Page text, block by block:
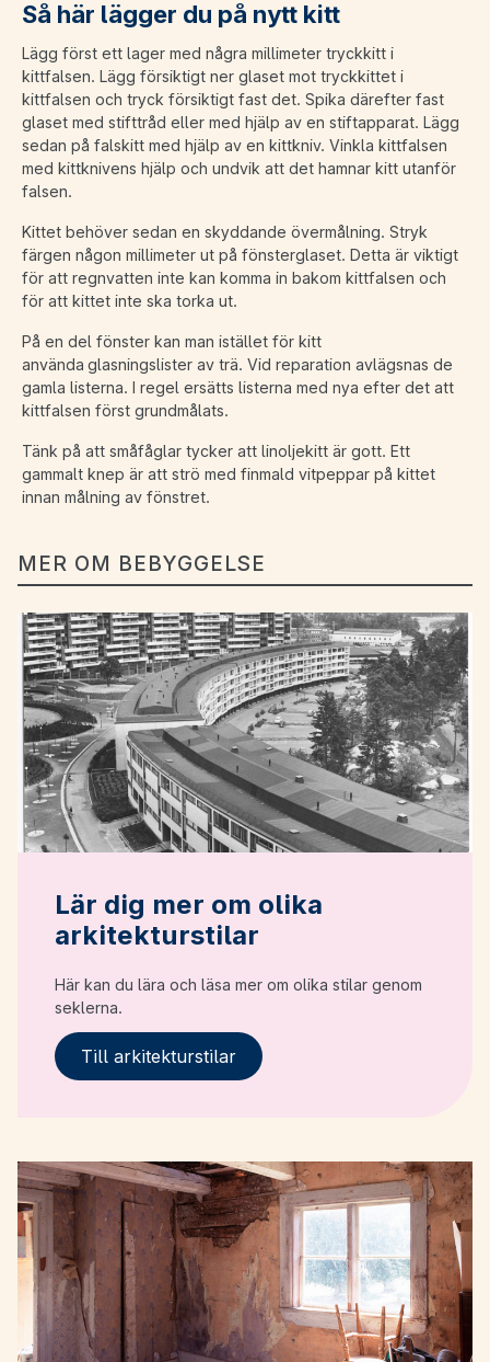
Så här lägger du på nytt kitt
Lägg först ett lager med några millimeter tryckkitt i
kittfalsen. Lägg försiktigt ner glaset mot tryckkittet i
kittfalsen och tryck försiktigt fast det. Spika därefter fast
glaset med stifttråd eller med hjälp av en stiftapparat. Lägg
sedan på falskitt med hjälp av en kittkniv. Vinkla kittfalsen
med kittknivens hjälp och undvik att det hamnar kitt utanför
falsen.
Kittet behöver sedan en skyddande övermålning. Stryk
färgen någon millimeter ut på fönsterglaset. Detta är viktigt
för att regnvatten inte kan komma in bakom kittfalsen och
för att kittet inte ska torka ut.
På en del fönster kan man istället för kitt
använda glasningslister av trä. Vid reparation avlägsnas de
gamla listerna. I regel ersätts listerna med nya efter det att
kittfalsen först grundmålats.
Tänk på att småfåglar tycker att linoljekitt är gott. Ett
gammalt knep är att strö med finmald vitpeppar på kittet
innan målning av fönstret.
MER OM BEBYGGELSE
Lär dig mer om olika
arkitekturstilar
Här kan du lära och läsa mer om olika stilar genom
seklerna.
Till arkitekturstilar